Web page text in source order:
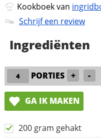
Kookboek van
Schrijf een review
Ingrediënten
PORTIES + -
GA IK MAKEN
200 gram gehakt